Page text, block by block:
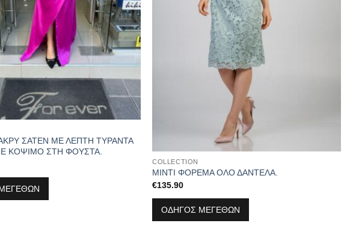
ΣΑΤΕΝ ΜΕ ΛΕΠΤΗ ΤΥΡΑΝΤΑ
ΚΟΨΙΜΟ ΣΤΗ ΦΟΥΣΤΑ.
COLLECTION
ΜΙΝΤΙ ΦΟΡΕΜΑ ΟΛΟ ΔΑΝΤΕΛΑ.
€135.90
ΟΔΗΓΟΣ ΜΕΓΕΘΩΝ